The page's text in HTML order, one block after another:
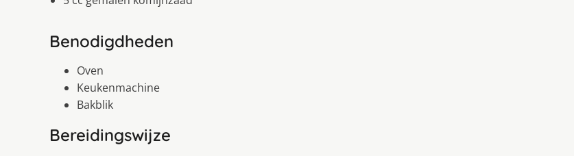
Benodigdheden
Oven
Keukenmachine
Bakblik
Bereidingswijze